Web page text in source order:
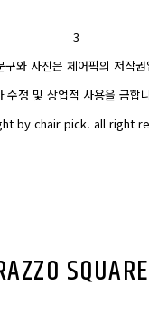
3
구와 사진은 체어픽의 저작
수정 및 상업적 사용을 금합
by chair pick. all right